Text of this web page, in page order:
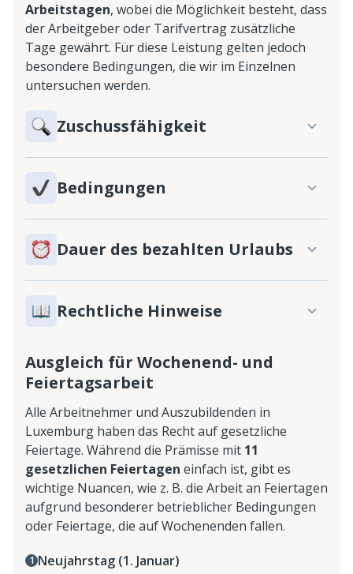
Arbeitstagen, wobei die Möglichkeit besteht, dass
der Arbeitgeber oder Tarifvertrag zusätzliche
Tage gewährt. Für diese Leistung gelten jedoch
besondere Bedingungen, die wir im Einzelnen
untersuchen werden.
Zuschussfähigkeit
Bedingungen
Dauer des bezahlten Urlaubs
Rechtliche Hinweise
Ausgleich für Wochenend- und
Feiertagsarbeit
Alle Arbeitnehmer und Auszubildenden in
Luxemburg haben das Recht auf gesetzliche
Feiertage. Während die Prämisse mit 11
gesetzlichen Feiertagen einfach ist, gibt es
wichtige Nuancen, wie z. B. die Arbeit an Feiertagen
aufgrund besonderer betrieblicher Bedingungen
oder Feiertage, die auf Wochenenden fallen.
Neujahrstag (1. Januar)